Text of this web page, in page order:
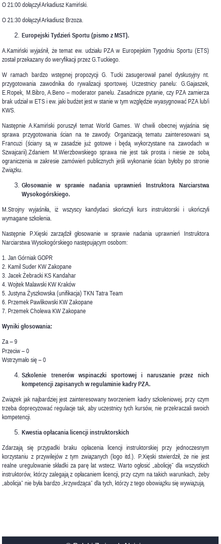
O 21:00 dołączył Arkadiusz Kamiński.
O 21:30 dołączył Arkadiusz Brzoza.
Europejski Tydzień Sportu (pismo z MST).
A.Kamiński wyjaśnił, że temat ew. udziału PZA w Europejskim Tygodniu Sportu (ETS)
został przekazany do weryfikacji przez G.Tuckiego.
W ramach bardzo wstępnej propozycji G. Tucki zasugerował panel dyskusyjny nt.
przygotowania zawodnika do rywalizacji sportowej. Uczestnicy panelu: G.Gajaszek,
E.Ropek, M.Bibro, A.Beno – moderator panelu. Zasadnicze pytanie, czy PZA zamierza
brak udział w ETS i ew. jaki budżet jest w stanie w tym względzie wyasygnować PZA lub/i
KWS.
Następnie A.Kamiński poruszył temat World Games. W chwili obecnej wyjaśnia się
sprawa przygotowania ścian na te zawody. Organizacją tematu zainteresowani są
Francuzi (ściany są w zasadzie już gotowe i będą wykorzystane na zawodach w
Szwajcarii).Zdaniem M.Wierzbowskiego sprawa nie jest tak prosta i niesie ze sobą
ograniczenia w zakresie zamówień publicznych jeśli wykonanie ścian byłoby po stronie
Związku.
Głosowanie w sprawie nadania uprawnień Instruktora Narciarstwa
Wysokogórskiego.
M.Strojny wyjaśniła, iż wszyscy kandydaci skończyli kurs instruktorski i ukończyli
wymagane szkolenia.
Następnie P.Xięski zarządził głosowanie w sprawie nadania uprawnień Instruktora
Narciarstwa Wysokogórskiego następującym osobom:
1. Jan Górniak GOPR
2. Kamil Suder KW Zakopane
3. Jacek Żebracki KS Kandahar
4. Wojtek Malawski KW Kraków
5. Justyna Żyszkowska (unifikacja) TKN Tatra Team
6. Przemek Pawlikowski KW Zakopane
7. Przemek Cholewa KW Zakopane
Wyniki głosowania:
Za – 9
Przeciw – 0
Wstrzymało się – 0
Szkolenie trenerów wspinaczki sportowej i naruszanie przez nich
kompetencji zapisanych w regulaminie kadry PZA.
Związek jak najbardziej jest zainteresowany tworzeniem kadry szkoleniowej, przy czym
trzeba doprecyzować regulacje tak, aby uczestnicy tych kursów, nie przekraczali swoich
kompetencji.
Kwestia opłacania licencji instruktorskich
Zdarzają się przypadki braku opłacenia licencji instruktorskiej przy jednoczesnym
korzystaniu z przywilejów z tym związanych (logo itd.). P.Xięski stwierdził, że nie jest
realne uregulowanie składki za parę lat wstecz. Warto ogłosić „abolicję” dla wszystkich
instruktorów, którzy zalegają z opłacaniem licencji, przy czym na takich warunkach, żeby
„abolicja” nie była bardzo „krzywdząca” dla tych, którzy z tego obowiązku się wywiązują.